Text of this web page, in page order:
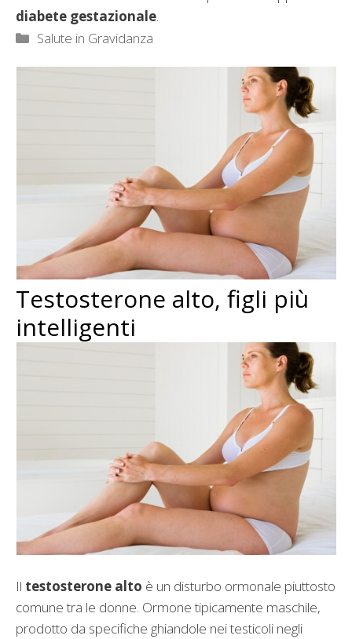
diabete gestazionale.
Categorie
Salute in Gravidanza
Testosterone alto, figli più
intelligenti
Il testosterone alto è un disturbo ormonale piuttosto
comune tra le donne. Ormone tipicamente maschile,
prodotto da specifiche ghiandole nei testicoli negli